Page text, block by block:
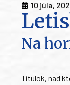
10 júla,
Na
Titulok, nad